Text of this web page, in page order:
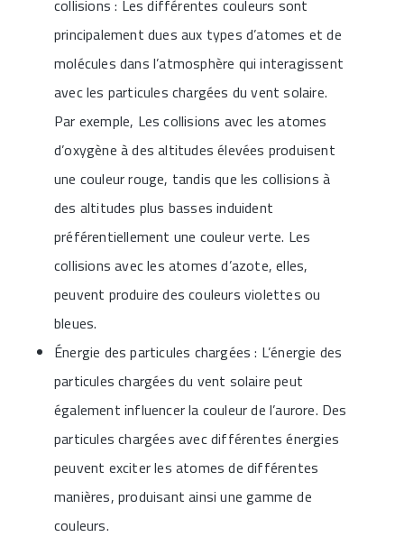
collisions : Les différentes couleurs sont
principalement dues aux types d’atomes et de
molécules dans l’atmosphère qui interagissent
avec les particules chargées du vent solaire.
Par exemple, Les collisions avec les atomes
d’oxygène à des altitudes élevées produisent
une couleur rouge, tandis que les collisions à
des altitudes plus basses induident
préférentiellement une couleur verte. Les
collisions avec les atomes d’azote, elles,
peuvent produire des couleurs violettes ou
bleues.
Énergie des particules chargées : L’énergie des
particules chargées du vent solaire peut
également influencer la couleur de l’aurore. Des
particules chargées avec différentes énergies
peuvent exciter les atomes de différentes
manières, produisant ainsi une gamme de
couleurs.